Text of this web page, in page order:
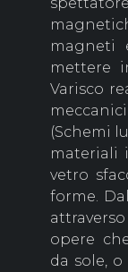
magneti
mettere
Varisco
(Schemi
materiali
vetro
forme.
opere
da sole,